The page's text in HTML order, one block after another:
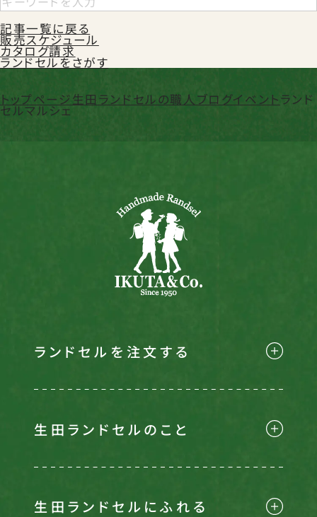
公式SNS
カタログ請求
よくある質問
プライバシーポリシー
記事一覧に戻る
販売スケジュール
カタログ請求
ランドセルをさがす
トップページ 生田ランドセルの職人ブログイベントランド
セルマルシェ
ランドセルを注文する
生田ランドセルのこと
生田ランドセルにふれる